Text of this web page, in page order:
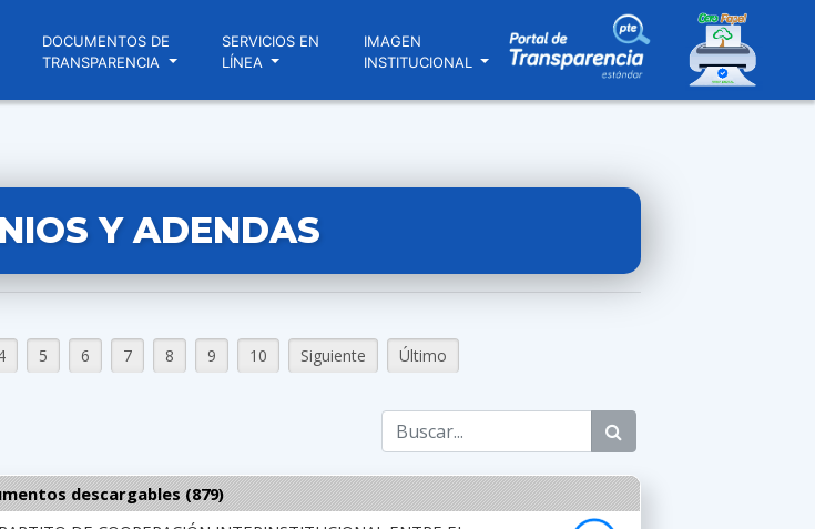
DOCUMENTOS DE
TRANSPARENCIA
SERVICIOS EN
LÍNEA
IMAGEN
INSTITUCIONAL
Y ADENDAS
5 6 7 8 9 10 Siguiente Último
descargables (879)